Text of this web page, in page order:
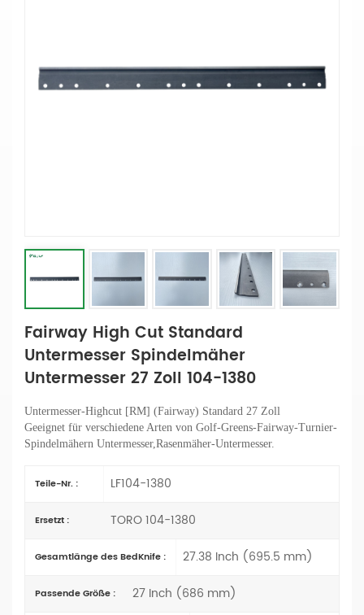
Fairway High Cut Standard
Untermesser Spindelmäher
Untermesser 27 Zoll 104-1380
Untermesser-Highcut [RM] (Fairway) Standard 27 Zoll
Geeignet für verschiedene Arten von Golf-Greens-Fairway-Turnier-
Spindelmähern Untermesser,Rasenmäher-Untermesser.
Teile-Nr. : LF104-1380
Ersetzt : TORO 104-1380
Gesamtlänge des BedKnife : 27.38 Inch (695.5 mm)
Passende Größe : 27 Inch (686 mm)